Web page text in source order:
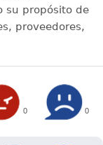
su propósito de
proveedores,
0 0